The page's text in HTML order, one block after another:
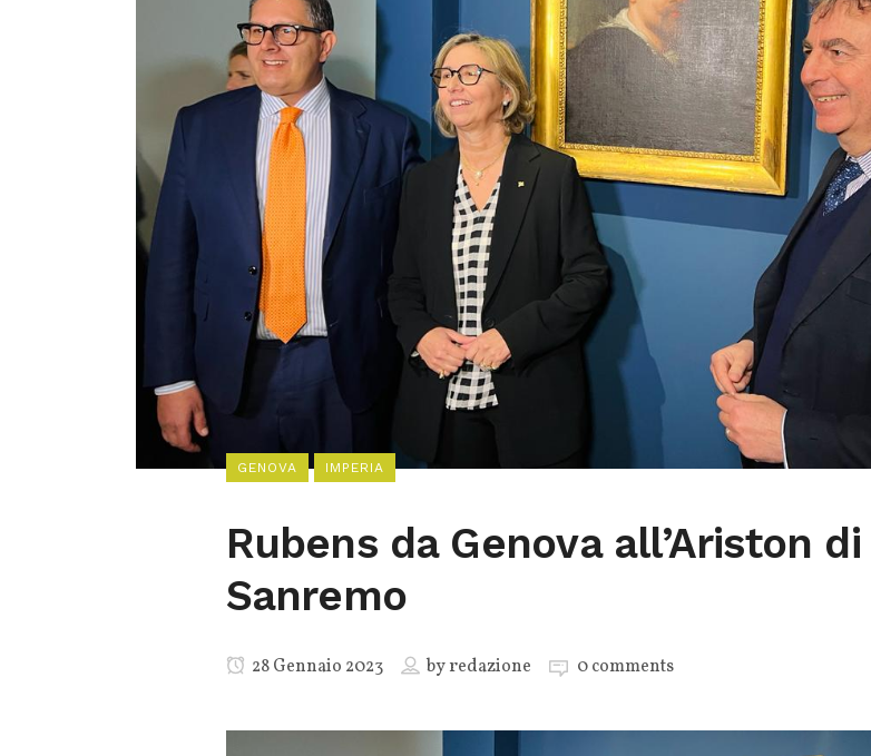
GENOVA IMPERIA
Rubens da Genova all’Ariston di
Sanremo
28 Gennaio 2023 byredazione 0 comments